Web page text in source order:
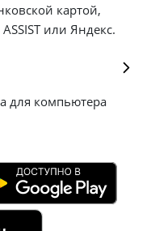
картой,
или Яндекс.
для компьютера